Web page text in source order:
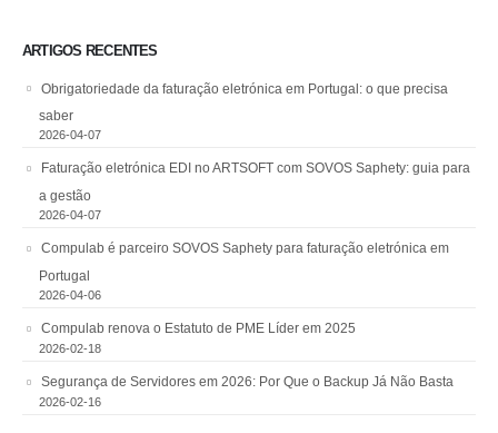
ARTIGOS RECENTES
Obrigatoriedade da faturação eletrónica em Portugal: o que precisa
saber
2026-04-07
Faturação eletrónica EDI no ARTSOFT com SOVOS Saphety: guia para
a gestão
2026-04-07
Compulab é parceiro SOVOS Saphety para faturação eletrónica em
Portugal
2026-04-06
Compulab renova o Estatuto de PME Líder em 2025
2026-02-18
Segurança de Servidores em 2026: Por Que o Backup Já Não Basta
2026-02-16